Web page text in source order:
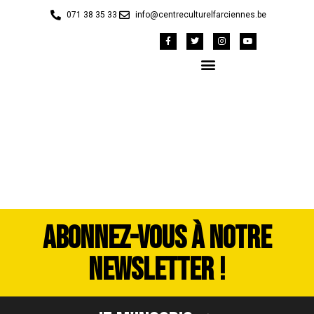
071 38 35 33 info@centreculturelfarciennes.be
ABONNEZ-VOUS À NOTRE
NEWSLETTER !